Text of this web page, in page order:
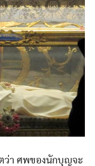
ว่า ศพของนักบุญจะ